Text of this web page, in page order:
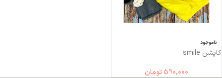
ناموجود
کاپشن smile
590,000 تومان